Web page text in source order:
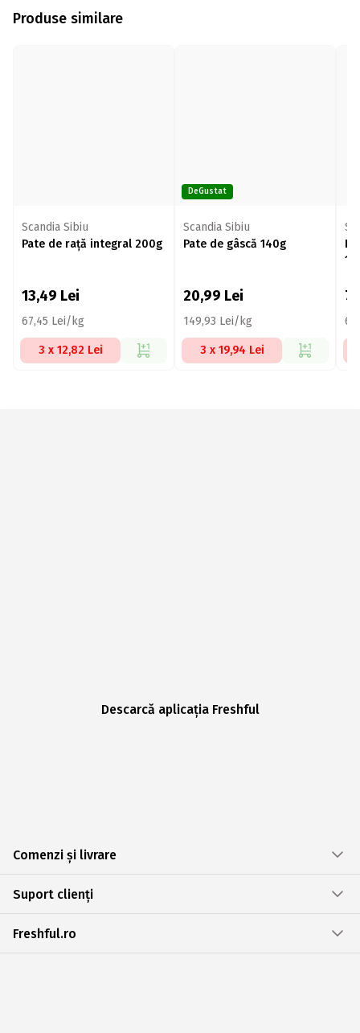
Produse similare
Scandia Sibiu
Pate de rață integral 200g
13,49 Lei
67,45 Lei/kg
3 x 12,82 Lei
DeGustat
Scandia Sibiu
Pate de gâscă 140g
20,99 Lei
149,93 Lei/kg
3 x 19,94 Lei
Descarcă aplicația Freshful
Comenzi și livrare
Suport clienți
Freshful.ro